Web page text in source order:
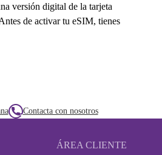
versión digital de la tarjeta
de activar tu eSIM, tienes
Contacta con nosotros
ÁREA CLIENTE